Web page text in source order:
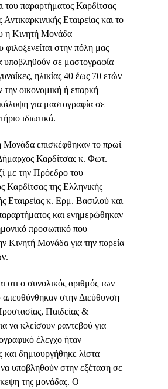
του παραρτήματος Καρδίτσας
Εταιρείας και το
η Κινητή Μονάδα
στην πόλη μας
υποβληθούν σε μαστογραφία
ηλικίας 40 έως 70 ετών
την οικονομική ή επαρκή
για μαστογραφία σε
ιδιωτικά.
Μονάδα επισκέφθηκαν το πρωί
Καρδίτσας κ. Φωτ.
με την Πρόεδρο του
Καρδίτσας της Ελληνικής
Εταιρείας κ. Ερμ. Βασιλού και
και ενημερώθηκαν
προσωπικό που
Κινητή Μονάδα για την πορεία
οτι ο συνολικός αριθμός των
απευθύνθηκαν στην Διεύθυνση
Παιδείας &
να κλείσουν ραντεβού για
έλεγχο ήταν
και δημιουργήθηκε λίστα
υποβληθούν στην εξέταση σε
της μονάδας. Ο